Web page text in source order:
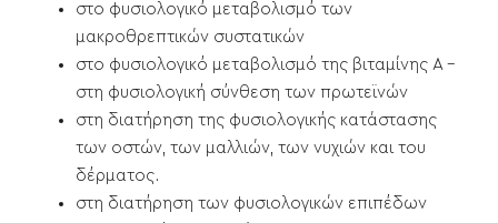
στο φυσιολογικό μεταβολισμό των
μακροθρεπτικών συστατικών
στο φυσιολογικό μεταβολισμό της βιταμίνης Α -
στη φυσιολογική σύνθεση των πρωτεϊνών
στη διατήρηση της φυσιολογικής κατάστασης
των οστών, των μαλλιών, των νυχιών και του
δέρματος.
στη διατήρηση των φυσιολογικών επιπέδων